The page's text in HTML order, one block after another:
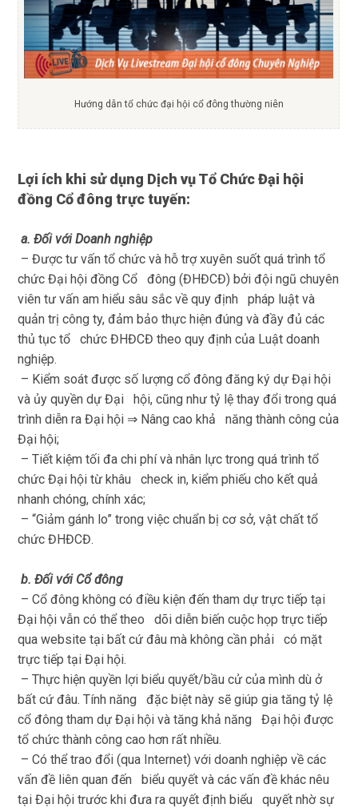
Hướng dẫn tổ chức đại hội cổ đông thường niên
Lợi ích khi sử dụng Dịch vụ Tổ Chức Đại hội
đồng Cổ đông trực tuyến:
a. Đối với Doanh nghiệp
– Được tư vấn tổ chức và hỗ trợ xuyên suốt quá trình tổ
chức Đại hội đồng Cổ đông (ĐHĐCĐ) bởi đội ngũ chuyên
viên tư vấn am hiểu sâu sắc về quy định pháp luật và
quản trị công ty, đảm bảo thực hiện đúng và đầy đủ các
thủ tục tổ chức ĐHĐCĐ theo quy định của Luật doanh
nghiệp.
– Kiểm soát được số lượng cổ đông đăng ký dự Đại hội
và ủy quyền dự Đại hội, cũng như tỷ lệ thay đổi trong quá
trình diễn ra Đại hội ⇒ Nâng cao khả năng thành công của
Đại hội;
– Tiết kiệm tối đa chi phí và nhân lực trong quá trình tổ
chức Đại hội từ khâu check in, kiểm phiếu cho kết quả
nhanh chóng, chính xác;
– “Giảm gánh lo” trong việc chuẩn bị cơ sở, vật chất tổ
chức ĐHĐCĐ.
b. Đối với Cổ đông
– Cổ đông không có điều kiện đến tham dự trực tiếp tại
Đại hội vẫn có thể theo dõi diễn biến cuộc họp trực tiếp
qua website tại bất cứ đâu mà không cần phải có mặt
trực tiếp tại Đại hội.
– Thực hiện quyền lợi biểu quyết/bầu cử của mình dù ở
bất cứ đâu. Tính năng đặc biệt này sẽ giúp gia tăng tỷ lệ
cổ đông tham dự Đại hội và tăng khả năng Đại hội được
tổ chức thành công cao hơn rất nhiều.
– Có thể trao đổi (qua Internet) với doanh nghiệp về các
vấn đề liên quan đến biểu quyết và các vấn đề khác nêu
tại Đại hội trước khi đưa ra quyết định biểu quyết nhờ sự